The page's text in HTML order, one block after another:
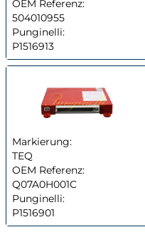
OEM Referenz:
504010955
Punginelli:
P1516913
Markierung:
TEQ
OEM Referenz:
Q07A0H001C
Punginelli:
P1516901